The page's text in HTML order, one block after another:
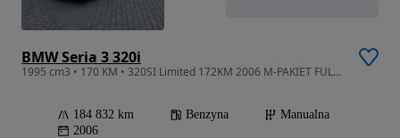
BMW Seria 3 320i
1995 cm3 • 170 KM • 320SI Limited 172KM 2006 M-PAKIET FULL 183.000tys.
184 832 km Benzyna
Manualna
2006